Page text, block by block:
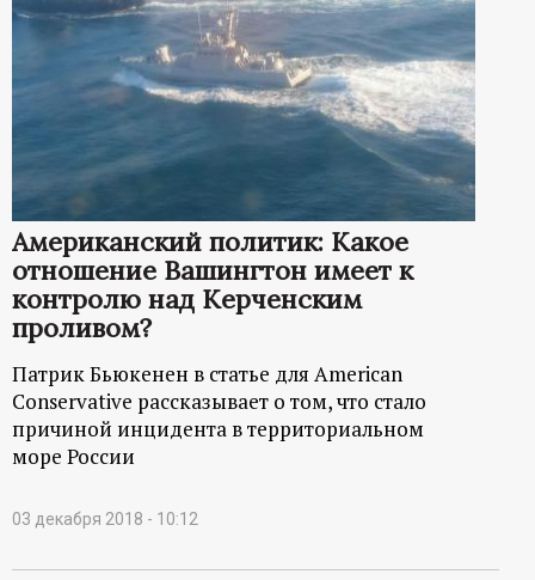
Американский политик: Какое
отношение Вашингтон имеет к
контролю над Керченским
проливом?
Патрик Бьюкенен в статье для American
Conservative рассказывает о том, что стало
причиной инцидента в территориальном
море России
03 декабря 2018 - 10:12